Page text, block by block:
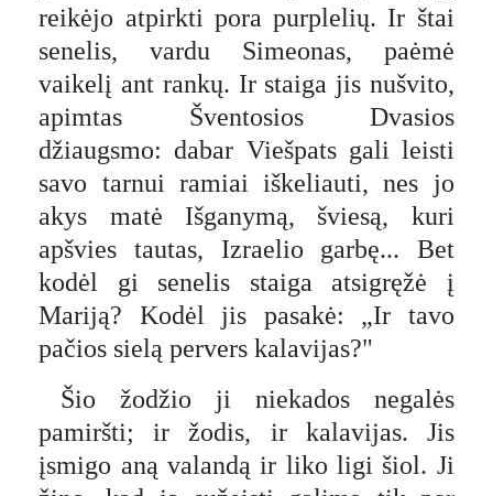
reikėjo atpirkti pora purplelių. Ir štai
senelis, vardu Simeonas, paėmė
vaikelį ant rankų. Ir staiga jis nušvito,
apimtas Šventosios Dvasios
džiaugsmo: dabar Viešpats gali leisti
savo tarnui ramiai iškeliauti, nes jo
akys matė Išganymą, šviesą, kuri
apšvies tautas, Izraelio garbę... Bet
kodėl gi senelis staiga atsigręžė į
Mariją? Kodėl jis pasakė: „Ir tavo
pačios sielą pervers kalavijas?"
Šio žodžio ji niekados negalės
pamiršti; ir žodis, ir kalavijas. Jis
įsmigo aną valandą ir liko ligi šiol. Ji